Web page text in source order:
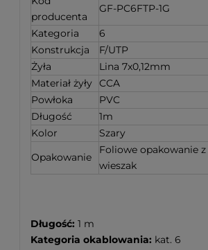
producenta
GF-PC6FTP-1G
Kategoria
6
Konstrukcja
F/UTP
Żyła
Lina 7x0,12mm
Materiał żyły CCA
Powłoka
PVC
Długość
1m
Kolor
Szary
Opakowanie
Foliowe opakowanie
wieszak
Długość: 1 m
Kategoria okablowania: kat. 6